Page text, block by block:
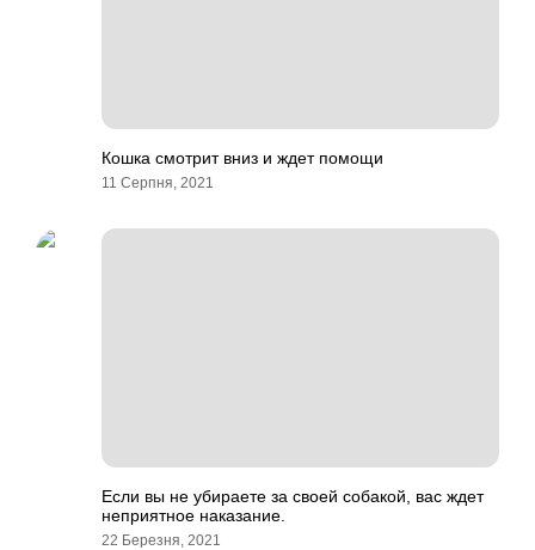
Кошка смотрит вниз и ждет помощи
11 Серпня, 2021
Если вы не убираете за своей собакой, вас ждет
неприятное наказание.
22 Березня, 2021